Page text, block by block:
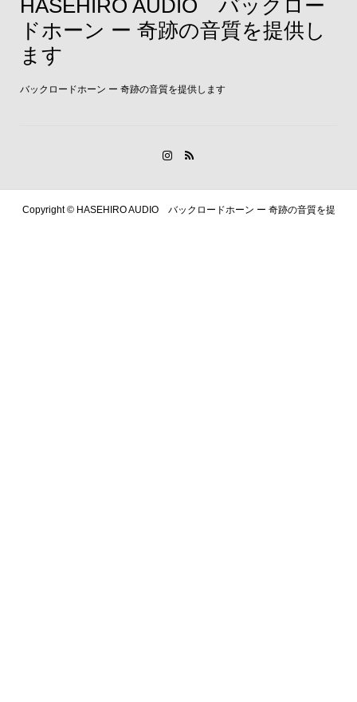
HASEHIRO AUDIO バックロー
ドホーン ー 奇跡の音質を提供し
ます
バックロードホーン ー 奇跡の音質を提供します
Copyright ©HASEHIRO AUDIO バックロードホーン ー 奇跡の音質を提